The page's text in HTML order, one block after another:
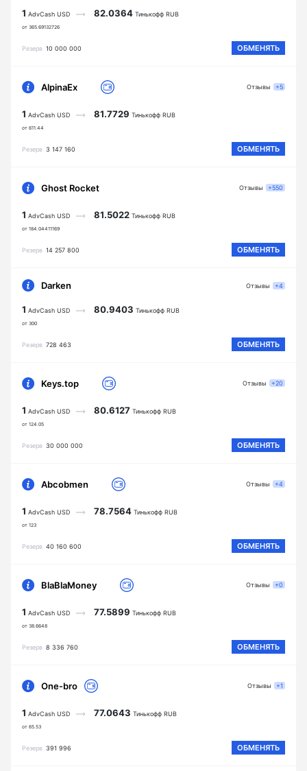
1 AdvCash USD
от 365.69132726
82.0364 Тинькофф RUB
Резерв 10 000 000 ОБМЕНЯТЬ
AlpinaEx
1 AdvCash USD
от 611.44
81.7729 Тинькофф RUB
Резерв 3 147 160 ОБМЕНЯТЬ
Отзывы +5
Ghost Rocket
1 AdvCash USD
от 184.04411169
81.5022 Тинькофф RUB
Резерв 14 257 800 ОБМЕНЯТЬ
Отзывы +550
Darken
1 AdvCash USD
от 300
80.9403 Тинькофф RUB
Резерв 728 463 ОБМЕНЯТЬ
Отзывы +4
Keys.top
1 AdvCash USD
от 124.05
80.6127 Тинькофф RUB
Резерв 30 000 000 ОБМЕНЯТЬ
Отзывы +20
Abcobmen
1 AdvCash USD
от 123
78.7564 Тинькофф RUB
Резерв 40 160 600 ОБМЕНЯТЬ
Отзывы +4
BlaBlaMoney
1 AdvCash USD
от 38.6648
77.5899 Тинькофф RUB
Резерв 8 336 760 ОБМЕНЯТЬ
Отзывы +0
One-bro
1 AdvCash USD
от 65.53
77.0643 Тинькофф RUB
Резерв 391 996 ОБМЕНЯТЬ
Отзывы +1